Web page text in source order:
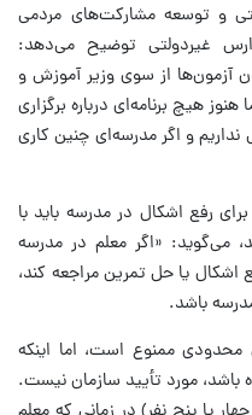
و توسعه مشارکت‌های مردمی
غیردولتی توضیح می‌دهد:
آزمون‌ها از سوی وزیر آموزش و
هیچ برنامه‌ای درباره برگزاری
و اگر مدرسه‌ای چنین کاری
رفع اشکال در مدرسه باید با
می‌گوید: «اگر معلم در مدرسه
یا حل تمرین مراجعه کند،
باشد.
ممنوع است، اما اینکه
مورد تأیید سازمان نیست.